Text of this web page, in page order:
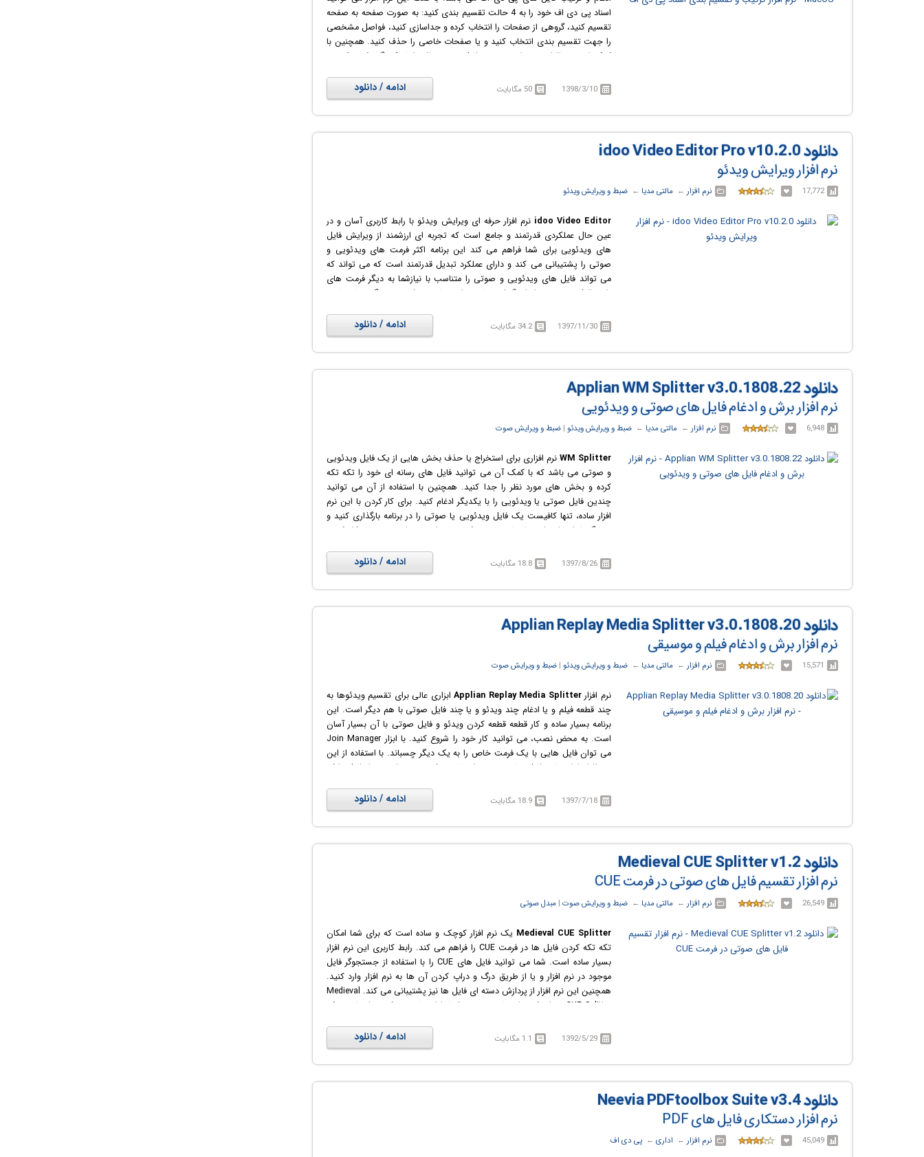
اسناد پی دی اف خود را به 4 حالت تقسیم بندی کنید: به صورت صفحه به صفحه
تقسیم کنید، گروهی از صفحات را انتخاب کرده و جداسازی کنید، فواصل مشخصی
را جهت تقسیم بندی انتخاب کنید و یا صفحات خاصی را حذف کنید. همچنین با
کمک این نرم افزار می توانید چندین فایل پی دی اف را با یکدیگر ترکیب کرده و
فایل های پی دی اف رمزگذاری شده و مشاهده پیش نمایش اسناد را برای شما
1398/3/10 50 مگابایت ادامه / دانلود
دانلود idoo Video Editor Pro v10.2.0
نرم افزار ویرایش ویدئو
17,772 نرم افزار ← ‏ مالتی مدیا ← ‏ ضبط و ویرایش ویدئو
idoo Video Editor نرم افزار حرفه ای ویرایش ویدئو با رابط کاربری آسان و در
عین حال عملکردی قدرتمند و جامع است که تجربه ای ارزشمند از ویرایش فایل
های ویدئویی برای شما فراهم می کند این برنامه اکثر فرمت های ویدئویی و
صوتی را پشتیبانی می کند و دارای عملکرد تبدیل قدرتمند است که می تواند که
می تواند فایل های ویدئویی و صوتی را متناسب با نیازشما به دیگر فرمت های
رایج قابل پخش در انواع گوشی ها و تبلت های هوشمند، دستگاه های بازی،
1397/11/30 34.2 مگابایت ادامه / دانلود
دانلود Applian WM Splitter v3.0.1808.22
نرم افزار برش و ادغام فایل های صوتی و ویدئویی
6,948 نرم افزار ← ‏ مالتی مدیا ← ‏ ضبط و ویرایش ویدئو ‏| ضبط و ویرایش صوت
WM Splitter نرم افزاری برای استخراج یا حذف بخش هایی از یک فایل ویدئویی
و صوتی می باشد که با کمک آن می توانید فایل های رسانه ای خود را تکه تکه
کرده و بخش های مورد نظر را جدا کنید. همچنین با استفاده از آن می توانید
چندین فایل صوتی یا ویدئویی را با یکدیگر ادغام کنید. برای کار کردن با این نرم
افزار ساده، تنها کافیست یک فایل ویدئویی یا صوتی را در برنامه بارگذاری کنید و
نشانگرها را در امتداد خط زمانی بخشی که می خواهید جدا نموده و یا حذف کنید،
WMV, ASF, WMA,MP3 پشتیبانی می کند. این نرم افزار برای استفاده در مواقعی
که می خواهید تبلیغات اضافی را از یک فیلم حذف کنید یا کلیپ های ویدئویی
کوتاهی از یک فیلم بلند بسازید و ... می تواند بسیار مفید واقع شود.
1397/8/26 18.8 مگابایت ادامه / دانلود
دانلود Applian Replay Media Splitter v3.0.1808.20
نرم افزار برش و ادغام فیلم و موسیقی
15,571 نرم افزار ← ‏ مالتی مدیا ← ‏ ضبط و ویرایش ویدئو ‏| ضبط و ویرایش صوت
نرم افزارApplian Replay Media Splitterابزاری عالی برای تقسیم ویدئوها به
چند قطعه فیلم و یا ادغام چند ویدئو و یا چند فایل صوتی با هم دیگر است. این
برنامه بسیار ساده و کار قطعه قطعه کردن ویدئو و فایل صوتی با آن بسیار آسان
است. به محض نصب، می توانید کار خود را شروع کنید. با ابزار Join Manager
می توان فایل هایی با یک فرمت خاص را به یک دیگر چسباند. با استفاده از این
نرم افزار فیلم ها و فایل های صوتی را مشاهده کنید و هر قسمت از فایل را که
مزایای دیگر این نرم افزار می توان به داشتن پیش نمایشی کوچک از فریم، در
1397/7/18 18.9 مگابایت ادامه / دانلود
دانلود Medieval CUE Splitter v1.2
نرم افزار تقسیم فایل های صوتی در فرمت CUE
26,549 نرم افزار ← ‏ مالتی مدیا ← ‏ ضبط و ویرایش صوت ‏| مبدل صوتی
Medieval CUE Splitter یک نرم افزار کوچک و ساده است که برای شما امکان
تکه تکه کردن فایل ها در فرمت CUE را فراهم می کند. رابط کاربری این نرم افزار
بسیار ساده است. شما می توانید فایل های CUE را با استفاده از جستجوگر فایل
موجود در نرم افزار و یا از طریق درگ و دراپ کردن آن ها به نرم افزار وارد کنید.
همچنین این نرم افزار از پردازش دسته ای فایل ها نیز پشتیبانی می کند. Medieval
CUE Splitter میزان کمی از منابع سیستم شما را استفاده می کند و از طریق یک
نرم افزار، شما لیستی را مشاهده خواهید کرد که می توانید در آن، آرتیست،
عنوان، طول و pregap هر یک از فایل های منبع را ببینید. علاوه بر این شما می
توانید اطلاعات فایل های صوتی را مشاهده کنید، قسمت ها را اضافه و یا ویرایش
انتخاب کنید، از یک ابزار ترجمه استفاده کنید و ...
1392/5/29 1.1 مگابایت ادامه / دانلود
دانلود Neevia PDFtoolbox Suite v3.4
نرم افزار دستکاری فایل های PDF
45,049 نرم افزار ← ‏ اداری ← ‏ پی دی اف